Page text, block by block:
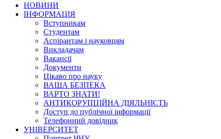
НОВИНИ
ІНФОРМАЦІЯ
Вступникам
Студентам
Аспірантам і науковцям
Викладачам
Вакансії
Документи
Цікаво про науку
ВАША БЕЗПЕКА
ВАРТО ЗНАТИ!
АНТИКОРУПЦІЙНА ДІЯЛЬНІСТЬ
Доступ до публічної інформації
Телефонний довідник
УНІВЕРСИТЕТ